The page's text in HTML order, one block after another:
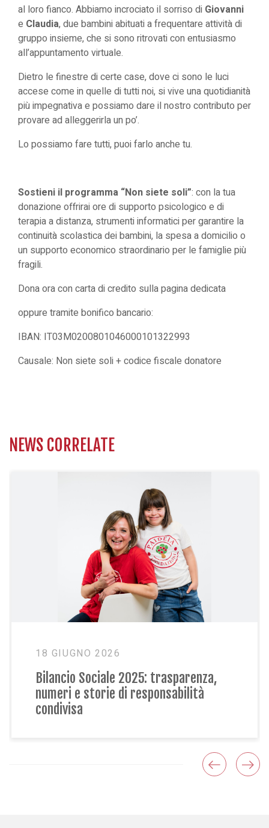
al loro fianco. Abbiamo incrociato il sorriso di Giovanni
e Claudia, due bambini abituati a frequentare attività di
gruppo insieme, che si sono ritrovati con entusiasmo
all’appuntamento virtuale.
Dietro le finestre di certe case, dove ci sono le luci
accese come in quelle di tutti noi, si vive una quotidianità
più impegnativa e possiamo dare il nostro contributo per
provare ad alleggerirla un po’.
Lo possiamo fare tutti, puoi farlo anche tu.
Sostieni il programma “Non siete soli”: con la tua
donazione offrirai ore di supporto psicologico e di
terapia a distanza, strumenti informatici per garantire la
continuità scolastica dei bambini, la spesa a domicilio o
un supporto economico straordinario per le famiglie più
fragili.
Dona oracon carta di credito sulla pagina dedicata
oppure tramite bonifico bancario:
IBAN: IT03M0200801046000101322993
Causale: Non siete soli + codice fiscale donatore
NEWS CORRELATE
GIUGNO 2026
Sociale 2025: trasparenza,
e storie di responsabilità